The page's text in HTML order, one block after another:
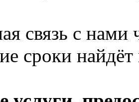
связь с нами
сроки найдёт